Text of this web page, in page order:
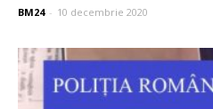
BM24 - 10 decembrie 2020